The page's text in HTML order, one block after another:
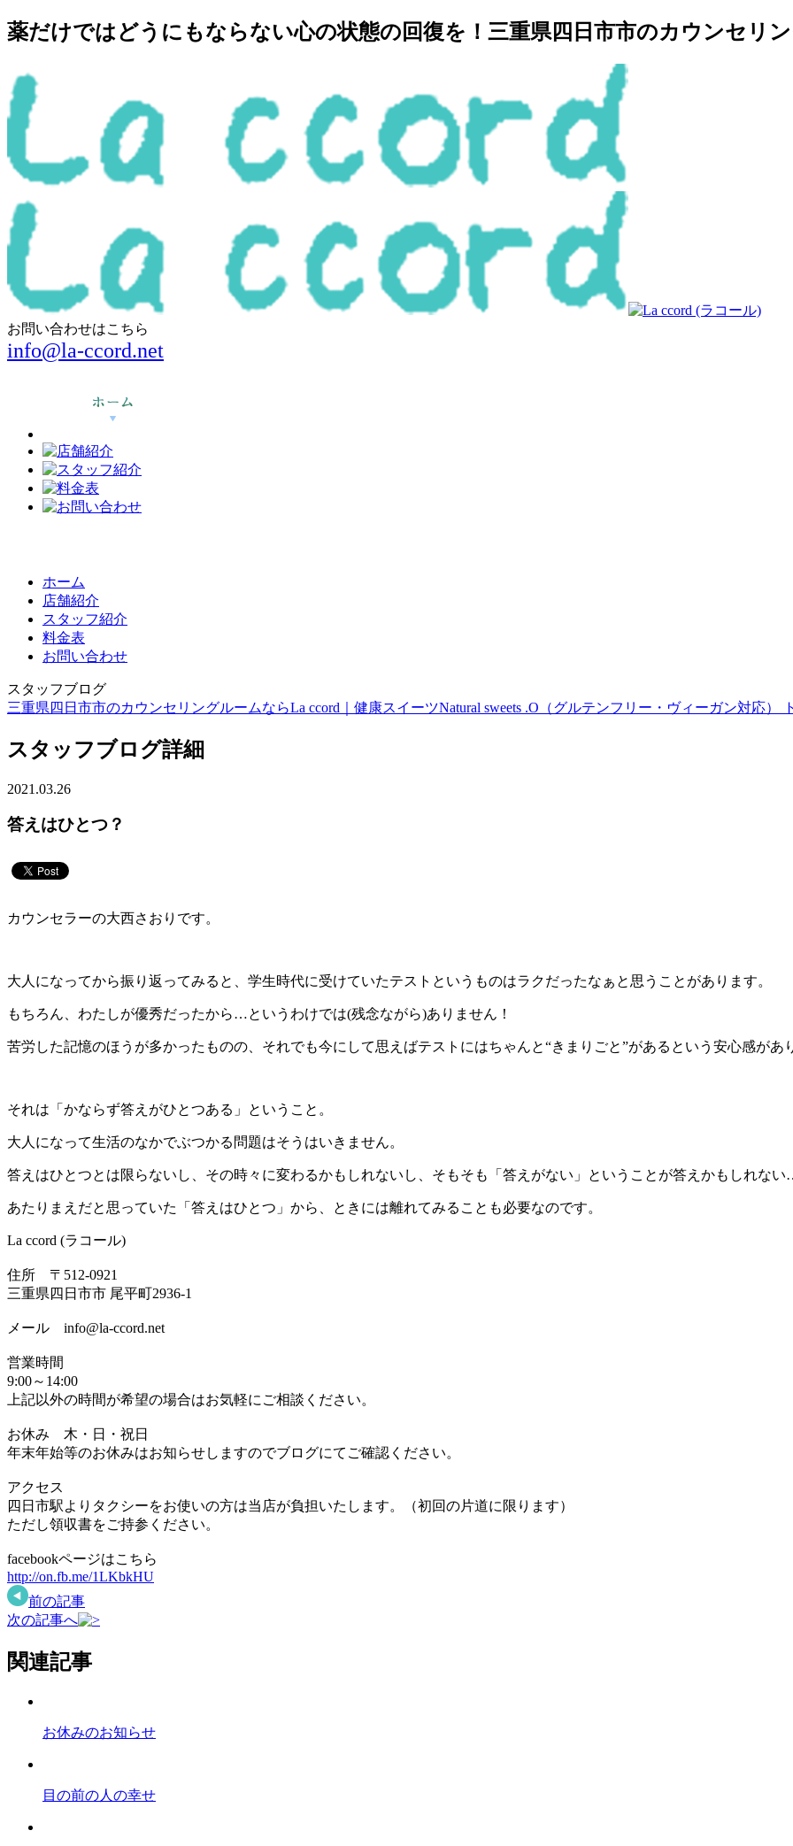
薬だけではどうにもならない心の状態の回復を！三重県四日市市のカウンセリ
お問い合わせはこちら
info@la-ccord.net
ホーム
店舗紹介
スタッフ紹介
料金表
お問い合わせ
スタッフブログ
三重県四日市市のカウンセリングルームならLa ccord｜健康スイーツNatural sweets .O（グルテンフリー・ヴィーガン対応）
スタッフブログ詳細
2021.03.26
答えはひとつ？
カウンセラーの大西さおりです。
大人になってから振り返ってみると、学生時代に受けていたテストというものはラクだったなぁと思うことがあります。
もちろん、わたしが優秀だったから…というわけでは(残念ながら)ありません！
苦労した記憶のほうが多かったものの、それでも今にして思えばテストにはちゃんと“きまりごと”があるという安心感があ
それは「かならず答えがひとつある」ということ。
大人になって生活のなかでぶつかる問題はそうはいきません。
答えはひとつとは限らないし、その時々に変わるかもしれないし、そもそも「答えがない」ということが答えかもしれない
あたりまえだと思っていた「答えはひとつ」から、ときには離れてみることも必要なのです。
La ccord (ラコール)
住所 〒512-0921
三重県四日市市 尾平町2936-1
メール info@la-ccord.net
営業時間
9:00～14:00
上記以外の時間が希望の場合はお気軽にご相談ください。
お休み 木・日・祝日
年末年始等のお休みはお知らせしますのでブログにてご確認ください。
アクセス
四日市駅よりタクシーをお使いの方は当店が負担いたします。（初回の片道に限ります）
ただし領収書をご持参ください。
facebookページはこちら
http://on.fb.me/1LKbkHU
前の記事
次の記事へ
関連記事
お休みのお知らせ
目の前の人の幸せ